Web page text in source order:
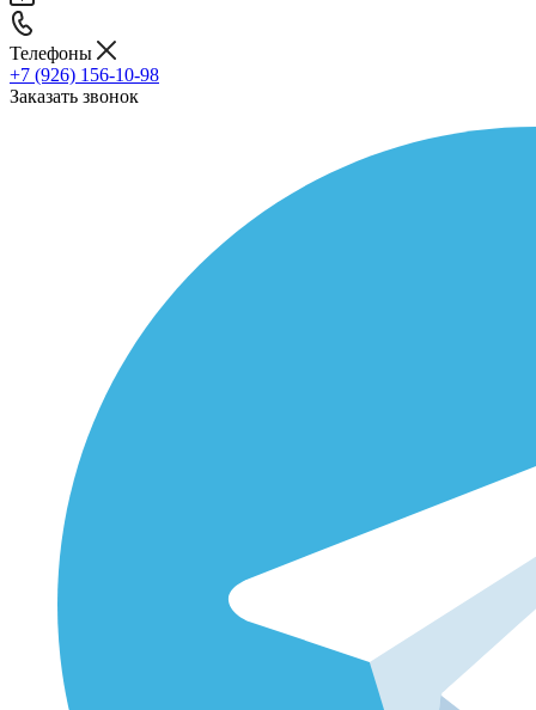
Телефоны
+7 (926) 156-10-98
Заказать звонок